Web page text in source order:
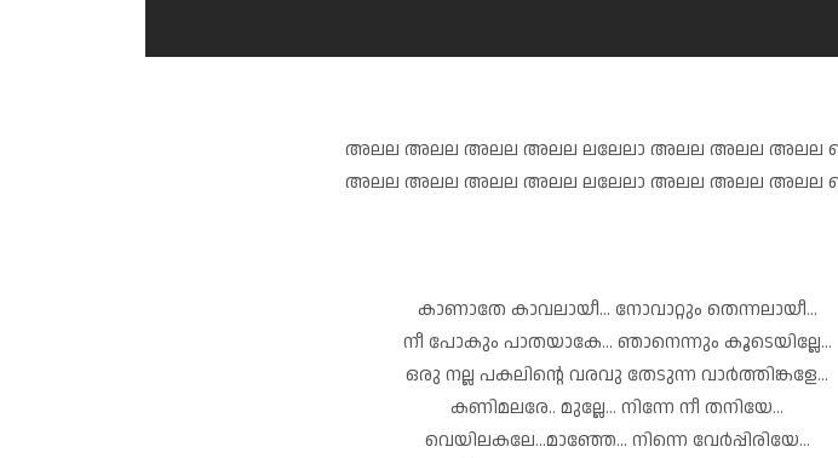
അലല അലല അലല അലല ലലേലാ അലല അലല അലല
അലല അലല അലല അലല ലലേലാ അലല അലല അലല
കാണാതേ കാവലായീ... നോവാറ്റും തെന്നലായീ...
നീ പോകും പാതയാകേ... ഞാനെന്നും കൂടെയില്ലേ...
ഒരു നല്ല പകലിന്റെ വരവു തേടുന്ന വാർത്തിങ്കളേ...
കണിമലരേ.. മുല്ലേ... നിന്നേ നീ തനിയേ...
വെയിലകലേ...മാഞ്ഞേ... നിന്നെ വേർപ്പിരിയേ...